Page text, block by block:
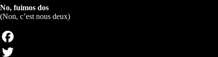
No, fuimos dos
(Non, c’est nous deux)
Facebook